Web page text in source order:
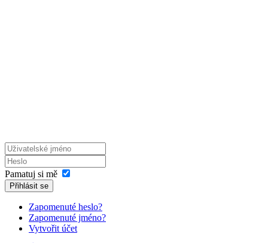
Pamatuj si mě
Přihlásit se
Zapomenuté heslo?
Zapomenuté jméno?
Vytvořit účet